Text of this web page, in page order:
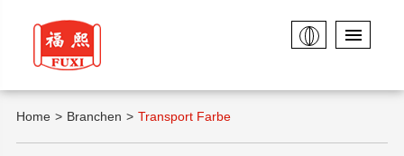
Home Branchen Transport Farbe